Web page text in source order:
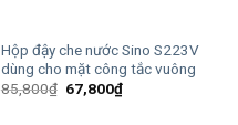
Hộp đậy che nước Sino S223V
dùng cho mặt công tắc vuông
85,800₫ Giá
gốc
67,800₫Giá
hiện